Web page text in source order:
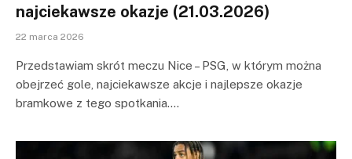
najciekawsze okazje (21.03.2026)
22 marca 2026
Przedstawiam skrót meczu Nice – PSG, w którym można
obejrzeć gole, najciekawsze akcje i najlepsze okazje
bramkowe z tego spotkania.…